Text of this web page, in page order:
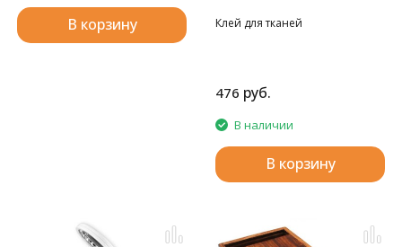
В корзину Клей для тканей
476 руб.
В наличии
В корзину